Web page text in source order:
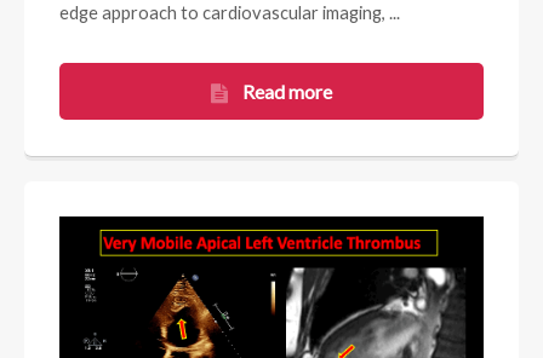
edge approach to cardiovascular imaging, ...
Read more